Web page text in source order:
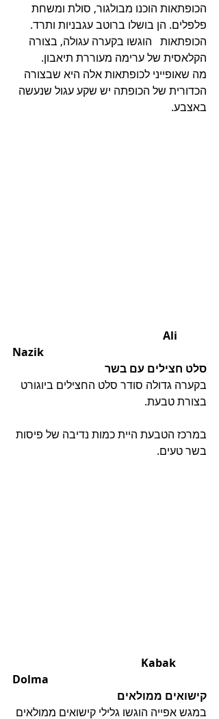
הכופתאות הוכנו מבולגור, סולת ומשחת
פלפלים. הן בושלו ברוטב עגבניות ותרד.
הכופתאות   הוגשו בקערה עגולה, בצורה
הקלאסית של ערימה מעוררת תיאבון.
מה שאופייני לכופתאות אלה היא שבצורה
הכדורית של הכופתה יש שקע עגול שנעשה
באצבע.
Nazik
סלט חצילים עם בשר
בקערה גדולה סודר סלט החצילים ביוגורט
בצורת טבעת.
במרכז הטבעת היית כמות נדיבה של פיסות
בשר טעים.
Dolma
קישואים ממולאים
במגש אפייה הוגשו גלילי קישואים ממולאים